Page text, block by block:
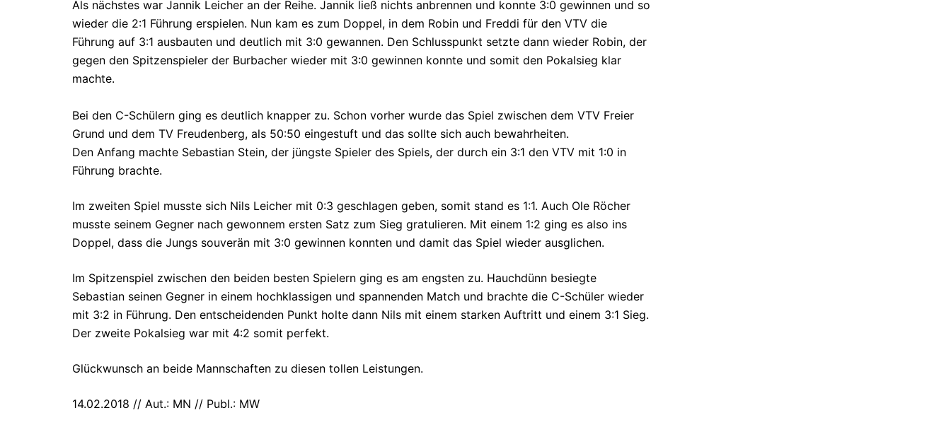
Als nächstes war Jannik Leicher an der Reihe. Jannik ließ nichts anbrennen und konnte 3:0 gewinnen und so
wieder die 2:1 Führung erspielen. Nun kam es zum Doppel, in dem Robin und Freddi für den VTV die
Führung auf 3:1 ausbauten und deutlich mit 3:0 gewannen. Den Schlusspunkt setzte dann wieder Robin, der
gegen den Spitzenspieler der Burbacher wieder mit 3:0 gewinnen konnte und somit den Pokalsieg klar
machte.
Bei den C-Schülern ging es deutlich knapper zu. Schon vorher wurde das Spiel zwischen dem VTV Freier
Grund und dem TV Freudenberg, als 50:50 eingestuft und das sollte sich auch bewahrheiten.
Den Anfang machte Sebastian Stein, der jüngste Spieler des Spiels, der durch ein 3:1 den VTV mit 1:0 in
Führung brachte.
Im zweiten Spiel musste sich Nils Leicher mit 0:3 geschlagen geben, somit stand es 1:1. Auch Ole Röcher
musste seinem Gegner nach gewonnem ersten Satz zum Sieg gratulieren. Mit einem 1:2 ging es also ins
Doppel, dass die Jungs souverän mit 3:0 gewinnen konnten und damit das Spiel wieder ausglichen.
Im Spitzenspiel zwischen den beiden besten Spielern ging es am engsten zu. Hauchdünn besiegte
Sebastian seinen Gegner in einem hochklassigen und spannenden Match und brachte die C-Schüler wieder
mit 3:2 in Führung. Den entscheidenden Punkt holte dann Nils mit einem starken Auftritt und einem 3:1 Sieg.
Der zweite Pokalsieg war mit 4:2 somit perfekt.
Glückwunsch an beide Mannschaften zu diesen tollen Leistungen.
14.02.2018 // Aut.: MN // Publ.: MW